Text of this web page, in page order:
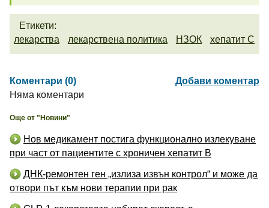
Етикети:
лекарства
лекарствена политика НЗОК хепатит С
Коментари (0)
Добави коментар
Няма коментари
Още от "Новини"
Нов медикамент постига функционално излекуване
при част от пациентите с хроничен хепатит B
ДНК-ремонтен ген „излиза извън контрол“ и може да
отвори път към нови терапии при рак